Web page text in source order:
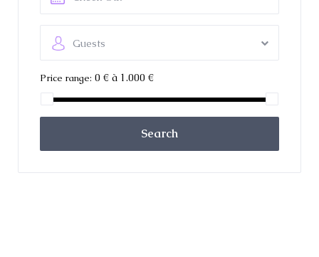
Guests
Price range: 0 € à 1.000 €
Search